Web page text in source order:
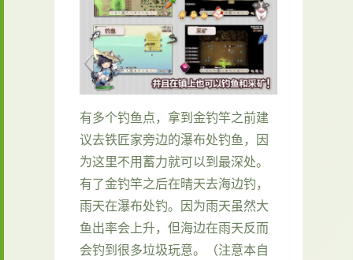
有多个钓鱼点，拿到金钓竿之前建
议去铁匠家旁边的瀑布处钓鱼，因
为这里不用蓄力就可以到最深处。
有了金钓竿之后在晴天去海边钓，
雨天在瀑布处钓。因为雨天虽然大
鱼出率会上升，但海边在雨天反而
会钓到很多垃圾玩意。（注意本自